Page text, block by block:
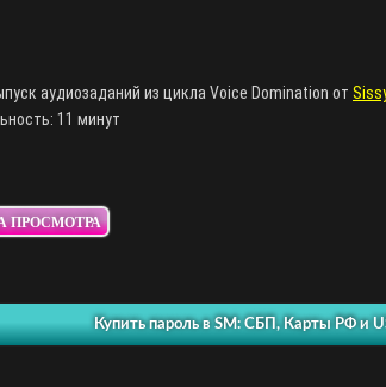
аудиозаданий из цикла Voice Domination от
11 минут
ПРОСМОТРА
Купить пароль в SM: СБП, Карты РФ и